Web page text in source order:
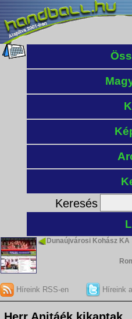
Keresés
Dunaújvárosi Kohász KA
Híreink RSS-en Híreink